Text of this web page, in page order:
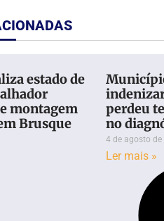
estado de
montagem
Brusque
perdeu
no
4 de agosto
Ler mais »